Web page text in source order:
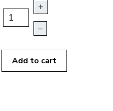
+
–
Add to cart